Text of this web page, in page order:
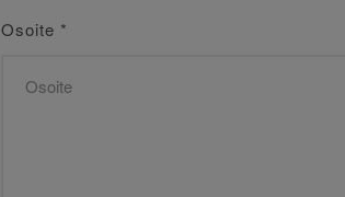
Osoite *